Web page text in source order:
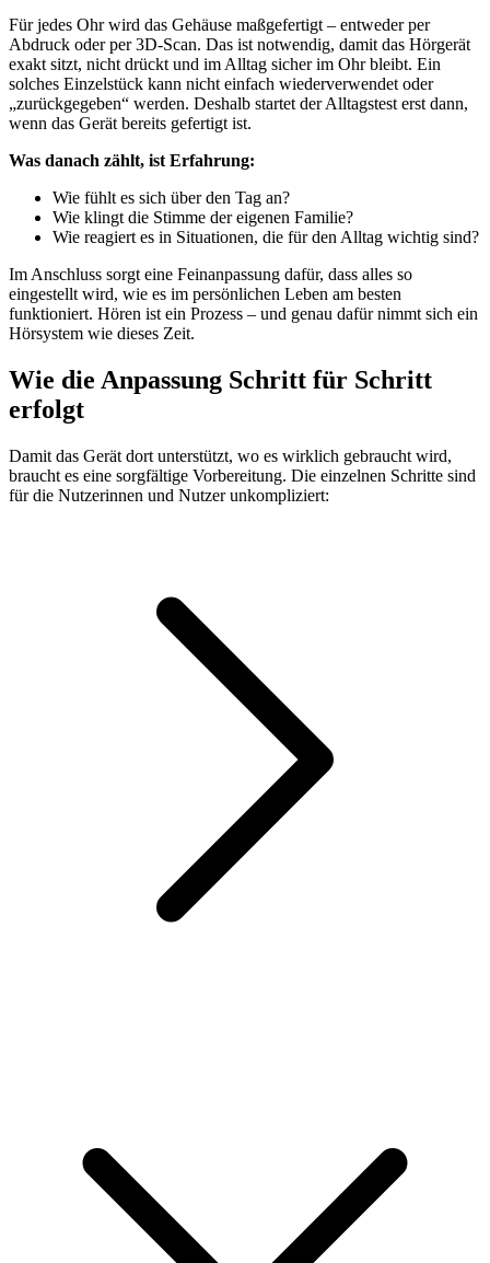
Für jedes Ohr wird das Gehäuse maßgefertigt – entweder per
Abdruck oder per 3D-Scan. Das ist notwendig, damit das Hörgerät
exakt sitzt, nicht drückt und im Alltag sicher im Ohr bleibt. Ein
solches Einzelstück kann nicht einfach wiederverwendet oder
„zurückgegeben“ werden. Deshalb startet der Alltagstest erst dann,
wenn das Gerät bereits gefertigt ist.
Was danach zählt, ist Erfahrung:
Wie fühlt es sich über den Tag an?
Wie klingt die Stimme der eigenen Familie?
Wie reagiert es in Situationen, die für den Alltag wichtig sind?
Im Anschluss sorgt eine Feinanpassung dafür, dass alles so
eingestellt wird, wie es im persönlichen Leben am besten
funktioniert. Hören ist ein Prozess – und genau dafür nimmt sich ein
Hörsystem wie dieses Zeit.
Wie die Anpassung Schritt für Schritt
erfolgt
Damit das Gerät dort unterstützt, wo es wirklich gebraucht wird,
braucht es eine sorgfältige Vorbereitung. Die einzelnen Schritte sind
für die Nutzerinnen und Nutzer unkompliziert: